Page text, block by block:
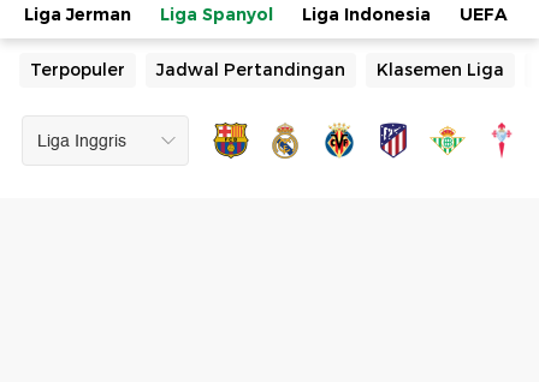
Liga Jerman Liga Spanyol Liga Indonesia UEFA
Terpopuler Jadwal Pertandingan Klasemen Liga